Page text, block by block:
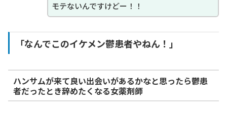
モテないんですけどー！！
「なんでこのイケメン鬱患者やねん！」
ハンサムが来て良い出会いがあるかなと思ったら鬱患
者だったとき辞めたくなる女薬剤師